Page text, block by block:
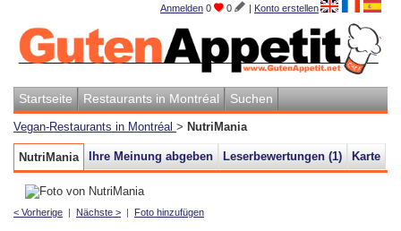
Anmelden 0 0 | Konto erstellen
Startseite Restaurants in Montréal Suchen
Vegan-Restaurants in Montréal > NutriMania
NutriMania Ihre Meinung abgeben Leserbewertungen (1) Karte
< Vorherige | Nächste > | Foto hinzufügen